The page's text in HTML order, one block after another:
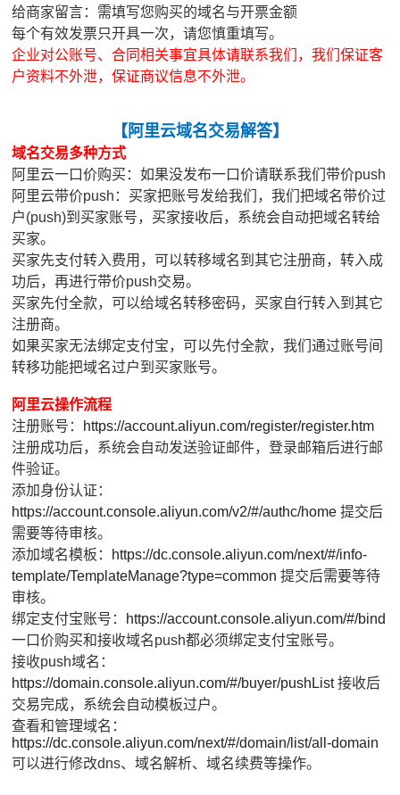
给商家留言：需填写您购买的域名与开票金额
每个有效发票只开具一次，请您慎重填写。
企业对公账号、合同相关事宜具体请联系我们，我们保证客
户资料不外泄，保证商议信息不外泄。
【 阿里云域名交易解答】
域名交易多种方式
阿里云一口价购买：如果没发布一口价请联系我们带价push
阿里云带价push：买家把账号发给我们，我们把域名带价过
户(push)到买家账号，买家接收后，系统会自动把域名转给
买家。
买家先支付转入费用，可以转移域名到其它注册商，转入成
功后，再进行带价push交易。
买家先付全款，可以给域名转移密码，买家自行转入到其它
注册商。
如果买家无法绑定支付宝，可以先付全款，我们通过账号间
转移功能把域名过户到买家账号。
阿里云操作流程
注册账号： https://account.aliyun.com/register/register.htm
注册成功后，系统会自动发送验证邮件，登录邮箱后进行邮
件验证。
添加身份认证：
https://account.console.aliyun.com/v2/#/authc/home 提交后
需要等待审核。
添加域名模板： https://dc.console.aliyun.com/next/#/info-
template/TemplateManage?type=common 提交后需要等待
审核。
绑定支付宝账号： https://account.console.aliyun.com/#/bind
一口价购买和接收域名push都必须绑定支付宝账号。
接收push域名：
https://domain.console.aliyun.com/#/buyer/pushList接收后
交易完成，系统会自动模板过户。
查看和管理域名：
https://dc.console.aliyun.com/next/#/domain/list/all-domain
可以进行修改dns、域名解析、域名续费等操作。